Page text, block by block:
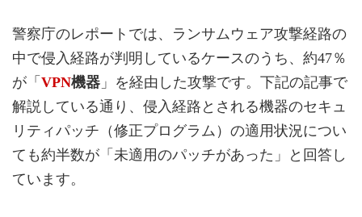
警察庁のレポートでは、ランサムウェア攻撃経路の
中で侵入経路が判明しているケースのうち、約47％
が「 VPN機器 」を経由した攻撃です。下記の記事で
解説している通り、侵入経路とされる機器のセキュ
リティパッチ（修正プログラム）の適用状況につい
ても約半数が「未適用のパッチがあった」と回答し
ています。